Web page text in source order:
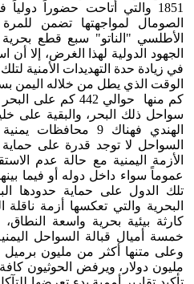
1851 والتي أتاحت حضوراً
الصومال لمواجهتها تضمن
الأطلسي "الناتو" سبع قطع
الجهود الدولية لهذا الغرض، إلا أن
في زيادة حدة التهديدات الأمنية
سواحل ذلك البحر، والبقية على
السواحل لا توجد قدرة على
الأزمة اليمنية مع حالة عدم
عموماً سواء داخل دوله أو فيما
تلك الدول على حماية حدودها
البحرية والتي تعكسها أزمة
كارثة بيئية بحرية واسعة
مليون دولار، ويرفض الحوثيون كافة